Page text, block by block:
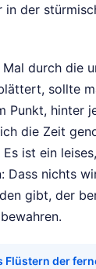
der
durch die
sollte
Punkt, hinter
die Zeit
ist ein
Dass nichts
gibt, der
Flüstern der